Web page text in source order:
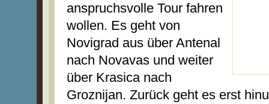
anspruchsvolle Tour fahren
wollen. Es geht von
Novigrad aus über Antenal
nach Novavas und weiter
über Krasica nach
Groznijan. Zurück geht es erst